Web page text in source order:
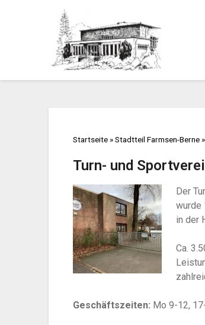
Startseite »Stadtteil Farmsen-Berne
Turn- und
Der
wurde
in der
Ca.
Geschäftszeiten: Mo 9-12,